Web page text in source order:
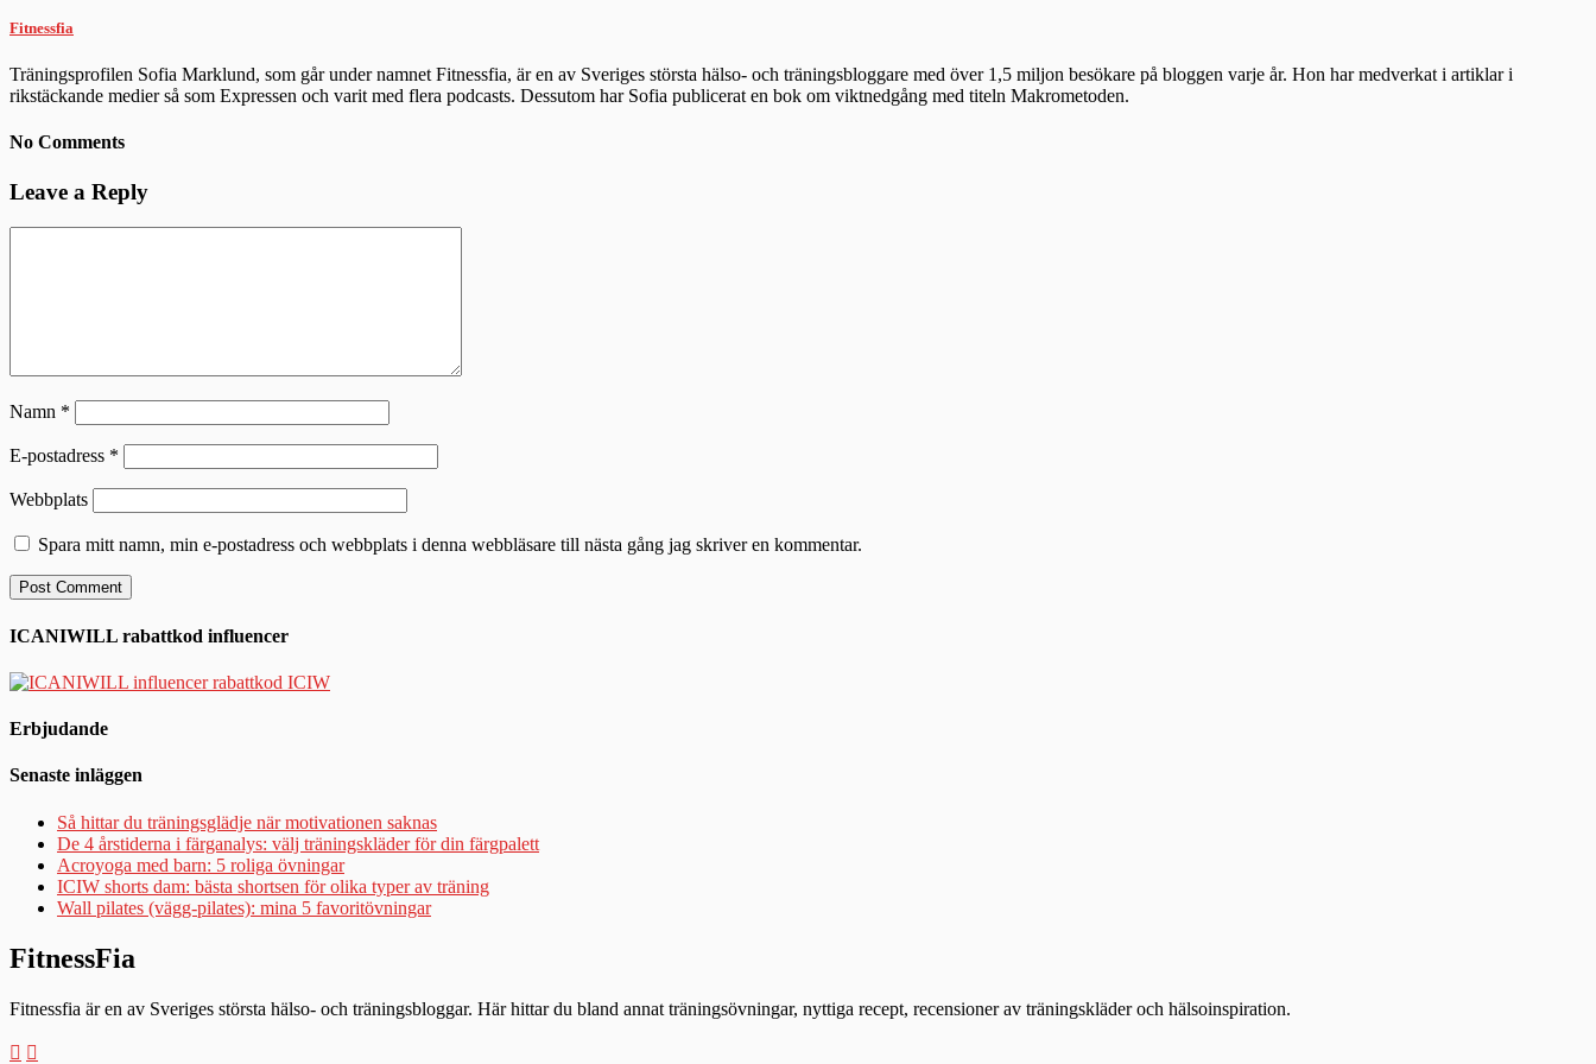
Fitnessfia
Träningsprofilen Sofia Marklund, som går under namnet Fitnessfia, är en av Sveriges största hälso- och träningsbloggare med över 1,5 miljon besökare på bloggen varje år. Hon har medverkat i artiklar i
rikstäckande medier så som Expressen och varit med flera podcasts. Dessutom har Sofia publicerat en bok om viktnedgång med titeln Makrometoden.
No Comments
Leave a Reply
Namn *
E-postadress *
Webbplats
Spara mitt namn, min e-postadress och webbplats i denna webbläsare till nästa gång jag skriver en kommentar.
ICANIWILL rabattkod influencer
Erbjudande
Senaste inläggen
Så hittar du träningsglädje när motivationen saknas
De 4 årstiderna i färganalys: välj träningskläder för din färgpalett
Acroyoga med barn: 5 roliga övningar
ICIW shorts dam: bästa shortsen för olika typer av träning
Wall pilates (vägg-pilates): mina 5 favoritövningar
FitnessFia
Fitnessfia är en av Sveriges största hälso- och träningsbloggar. Här hittar du bland annat träningsövningar, nyttiga recept, recensioner av träningskläder och hälsoinspiration.